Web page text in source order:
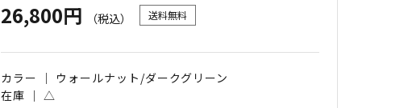
26,800円
（税込） 送料無料
カラー ｜ ウォールナット/ダークグリーン
在庫 ｜△